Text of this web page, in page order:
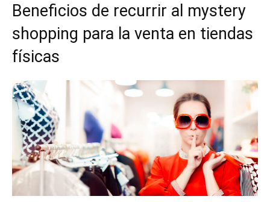
Beneficios de recurrir al mystery
shopping para la venta en tiendas
físicas